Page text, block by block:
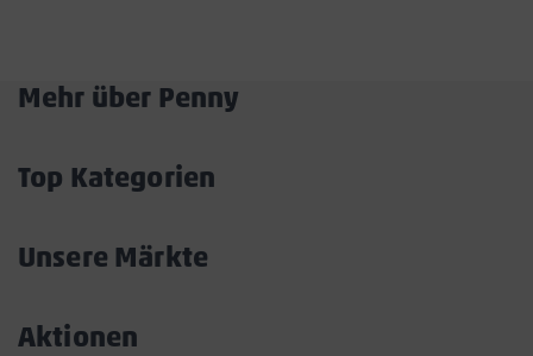
Mehr über Penny
Top Kategorien
Unsere Märkte
Aktionen